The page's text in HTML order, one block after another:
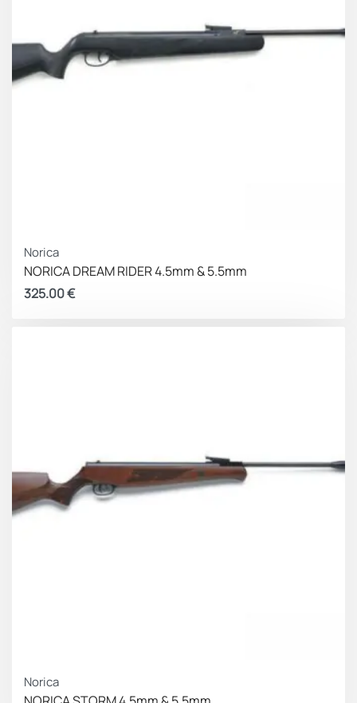
Norica
NORICA DREAM RIDER 4.5mm & 5.5mm
325.00€
Norica